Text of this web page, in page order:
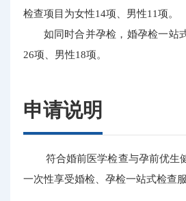
检查项目为女性14项、男性11项。
如同时合并孕检，婚孕检一站
26项、男性18项。
申请说明
符合婚前医学检查与孕前优生
一次性享受婚检、孕检一站式检查服